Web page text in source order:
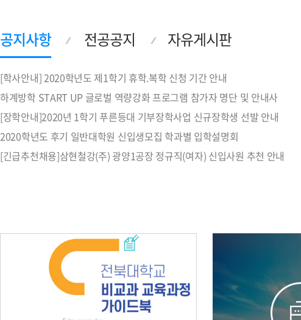
[학사안내] 2020학년도 제1학기 휴학.복학 신청 기간 안내
하계방학 START UP 글로벌 역량강화 프로그램 참가자 명단 및 안내사
[장학안내]2020년 1학기 푸른등대 기부장학사업 신규장학생 선발 안내
2020학년도 후기 일반대학원 신입생모집 학과별 입학설명회
[긴급추천채용]삼현철강(주) 광양1공장 정규직(여자) 신입사원 추천 안내